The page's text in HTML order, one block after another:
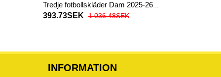
Tredje fotbollskläder Dam 2025-26
Kortärmad
393.73SEK 1 036.48SEK
INFORMATION